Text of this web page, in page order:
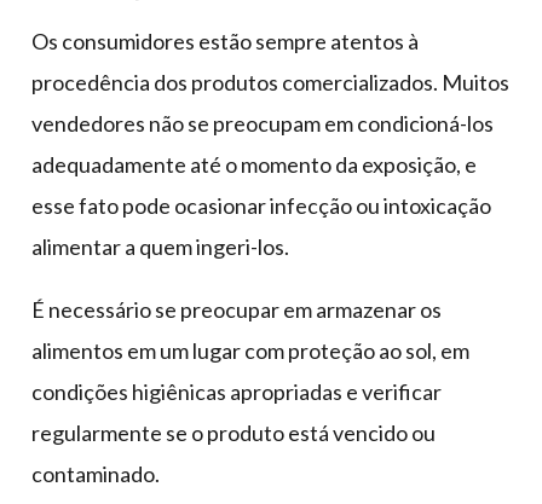
Os consumidores estão sempre atentos à
procedência dos produtos comercializados. Muitos
vendedores não se preocupam em condicioná-los
adequadamente até o momento da exposição, e
esse fato pode ocasionar infecção ou intoxicação
alimentar a quem ingeri-los.
É necessário se preocupar em armazenar os
alimentos em um lugar com proteção ao sol, em
condições higiênicas apropriadas e verificar
regularmente se o produto está vencido ou
contaminado.